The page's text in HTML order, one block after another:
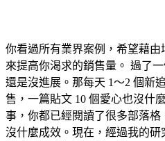
你看過所有業界案例，希望藉由
來提高你渴求的銷售量。 過了
還是沒進展。那每天 1～2 個新
售，一篇貼文 10 個愛心也沒什
事，你都已經閱讀了很多部落
沒什麼成效。現在，經過我的